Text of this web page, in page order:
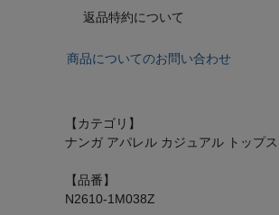
返品特約について
商品についてのお問い合わせ
【カテゴリ】
ナンガ アパレル カジュアル トップ
【品番】
N2610-1M038Z